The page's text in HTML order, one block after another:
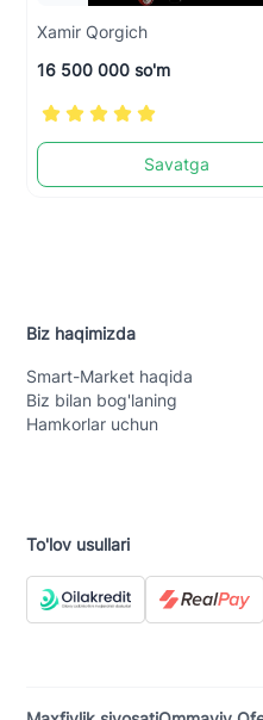
Xamir Qorgich
16 500 000 so'm
Savatga
Biz haqimizda
Smart-Mаrket haqida
Biz bilan bog'laning
Hamkorlar uchun
To'lov usullari